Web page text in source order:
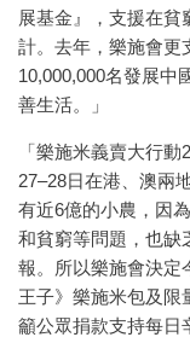
展基金』，支援在貧
計。去年，樂施會更
10,000,000名發展中
善生活。」
「樂施米義賣大行
27–28日在港、澳兩
有近6億的小農，因
和貧窮等問題，也缺
報。所以樂施會決定
王子》樂施米包及限
籲公眾捐款支持每日